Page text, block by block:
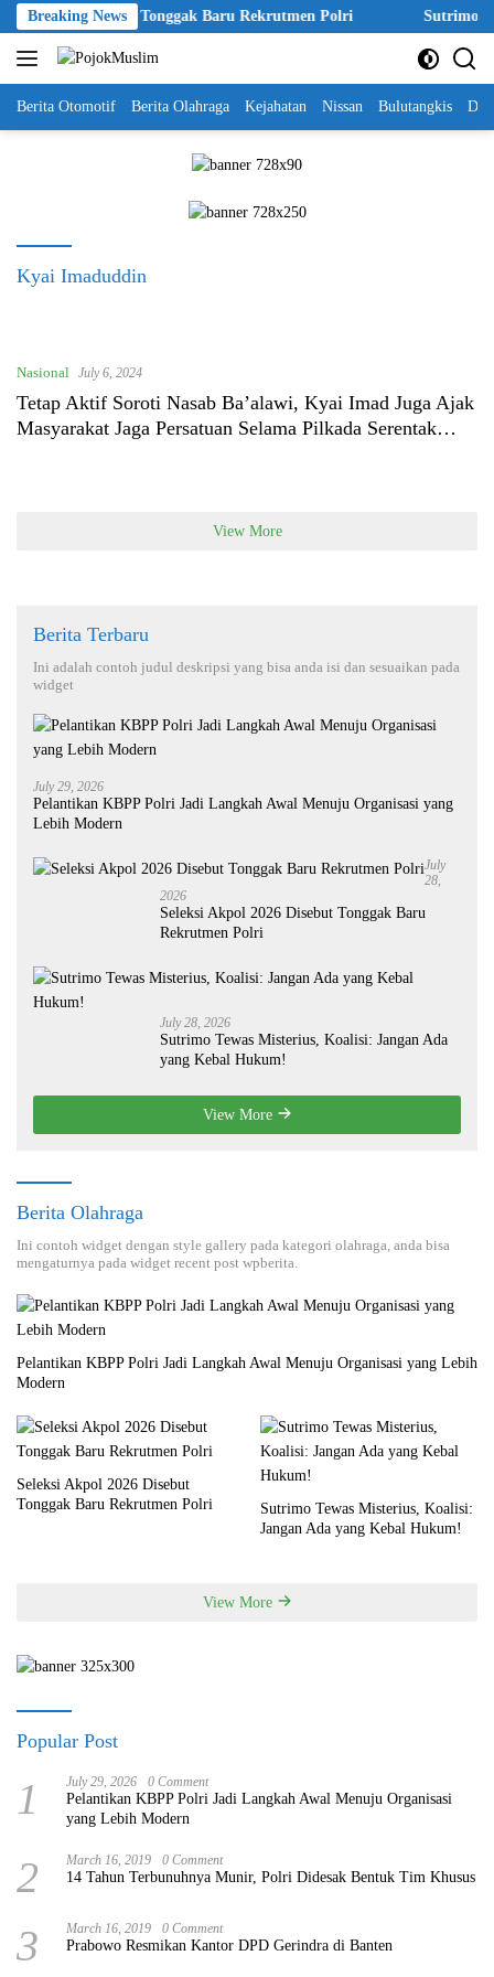
Skip
to
content
Breaking News
2026 Disebut Tonggak Baru Rekrutmen Polri Sutrimo
Berita Otomotif Berita Olahraga Kejahatan Nissan Bulutangkis
Kyai Imaduddin
Nasional July 6, 2024
Tetap Aktif Soroti Nasab Ba’alawi, Kyai Imad Juga Ajak
Masyarakat Jaga Persatuan Selama Pilkada Serentak
View More
Berita Terbaru
Ini adalah contoh judul deskripsi yang bisa anda isi dan sesuaikan pada
widget
July 29, 2026
Pelantikan KBPP Polri Jadi Langkah Awal Menuju Organisasi yang
Lebih Modern
July
28,
2026
Seleksi Akpol 2026 Disebut Tonggak Baru
Rekrutmen Polri
July 28, 2026
Sutrimo Tewas Misterius, Koalisi: Jangan Ada
yang Kebal Hukum!
View More
Berita Olahraga
Ini contoh widget dengan style gallery pada kategori olahraga, anda bisa
mengaturnya pada widget recent post wpberita.
Pelantikan KBPP Polri Jadi Langkah Awal Menuju Organisasi yang Lebih
Modern
Seleksi Akpol 2026 Disebut
Tonggak Baru Rekrutmen Polri
Sutrimo Tewas Misterius, Koalisi:
Jangan Ada yang Kebal Hukum!
View More
Popular Post
1 July 29, 2026 0 Comment
Pelantikan KBPP Polri Jadi Langkah Awal Menuju Organisasi
yang Lebih Modern
2 March 16, 2019 0 Comment
14 Tahun Terbunuhnya Munir, Polri Didesak Bentuk Tim Khusus
3 March 16, 2019 0 Comment
Prabowo Resmikan Kantor DPD Gerindra di Banten